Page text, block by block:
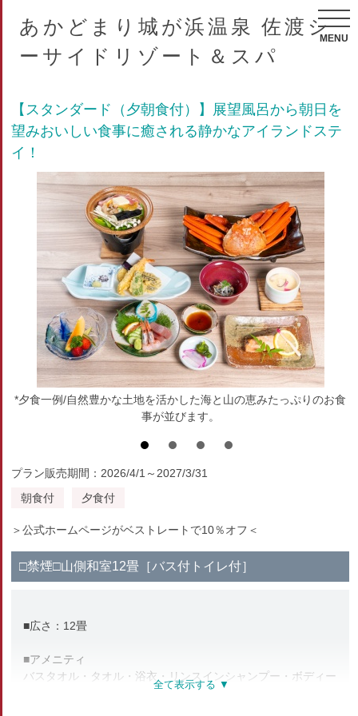
あかどまり城が浜温泉 佐渡シ
ーサイドリゾート＆スパ
MENU
【スタンダード（夕朝食付）】展望風呂から朝日を
望みおいしい食事に癒される静かなアイランドステ
イ！
*夕食一例/自然豊かな土地を活かした海と山の恵みたっぷりのお食
事が並びます。
プラン販売期間：2026/4/1～2027/3/31
朝食付
夕食付
＞公式ホームページがベストレートで10％オフ＜
□禁煙□山側和室12畳［バス付トイレ付］
■広さ：12畳
■アメニティ
バスタオル・タオル・浴衣・リンスインシャンプー・ボディー